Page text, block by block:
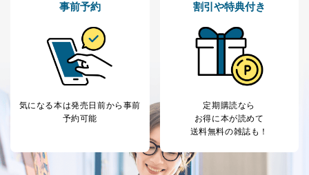
事前予約
気になる本は発売日前から事前
予約可能
割引や特典付き
定期購読なら
お得に本が読めて
送料無料の雑誌も！